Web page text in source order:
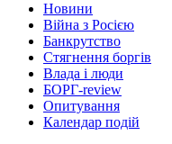
Новини
Війна з Росією
Банкрутство
Стягнення боргiв
Влада i люди
БОРГ-review
Опитування
Календар подій